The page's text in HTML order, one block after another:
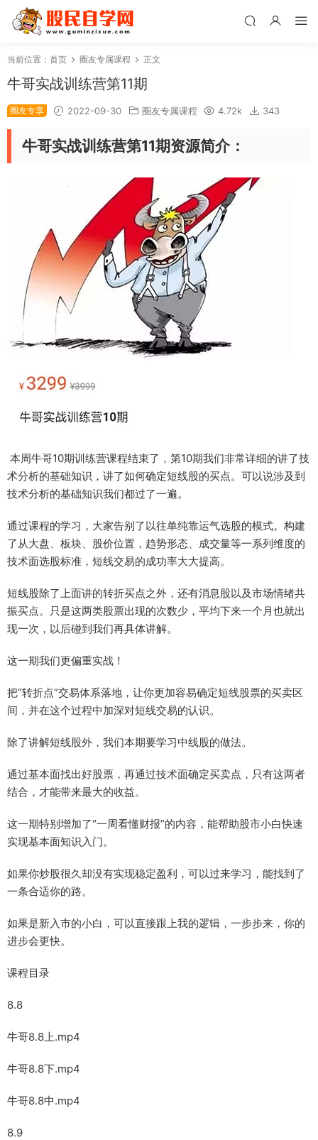
当前位置： 首页 圈友专属课程 正文
牛哥实战训练营第11期
圈友专享 2022-09-30 圈友专属课程 4.72k 343
牛哥实战训练营第11期资源简介：
本周牛哥10期训练营课程结束了，第10期我们非常详细的讲了技
术分析的基础知识，讲了如何确定短线股的买点。可以说涉及到
技术分析的基础知识我们都过了一遍。
通过课程的学习，大家告别了以往单纯靠运气选股的模式。构建
了从大盘、板块、股价位置，趋势形态、成交量等一系列维度的
技术面选股标准，短线交易的成功率大大提高。
短线股除了上面讲的转折买点之外，还有消息股以及市场情绪共
振买点。只是这两类股票出现的次数少，平均下来一个月也就出
现一次，以后碰到我们再具体讲解。
这一期我们更偏重实战！
把“转折点”交易体系落地，让你更加容易确定短线股票的买卖区
间，并在这个过程中加深对短线交易的认识。
除了讲解短线股外，我们本期要学习中线股的做法。
通过基本面找出好股票，再通过技术面确定买卖点，只有这两者
结合，才能带来最大的收益。
这一期特别增加了“一周看懂财报”的内容，能帮助股市小白快速
实现基本面知识入门。
如果你炒股很久却没有实现稳定盈利，可以过来学习，能找到了
一条合适你的路。
如果是新入市的小白，可以直接跟上我的逻辑，一步步来，你的
进步会更快。
课程目录
8.8
牛哥8.8上.mp4
牛哥8.8下.mp4
牛哥8.8中.mp4
8.9